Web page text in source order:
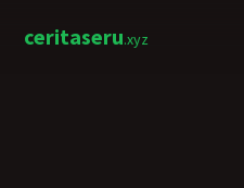
ceritaseru.xyz